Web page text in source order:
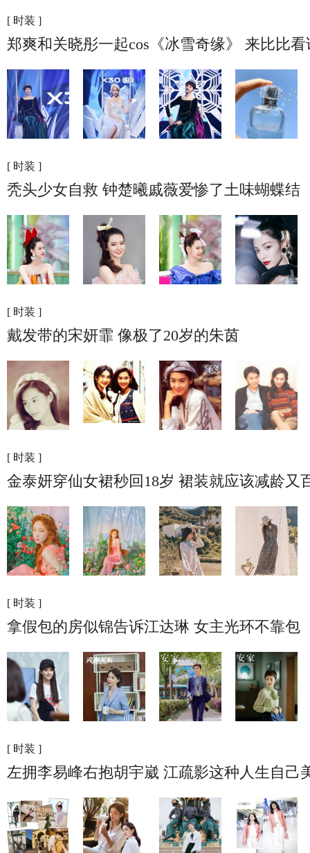
[ 时装 ]
郑爽和关晓彤一起cos《冰雪奇缘》 来比比
[ 时装 ]
秃头少女自救 钟楚曦戚薇爱惨了土味蝴蝶结
[ 时装 ]
戴发带的宋妍霏 像极了20岁的朱茵
[ 时装 ]
金泰妍穿仙女裙秒回18岁 裙装就应该减龄又
[ 时装 ]
拿假包的房似锦告诉江达琳 女主光环不靠包
[ 时装 ]
左拥李易峰右抱胡宇崴 江疏影这种人生自己